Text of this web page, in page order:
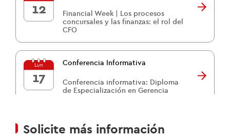
12
Financial Week | Los procesos
concursales y las finanzas: el rol del
CFO
Lun
17
Conferencia Informativa
Conferencia informativa: Diploma
de Especialización en Gerencia
Solicite más información